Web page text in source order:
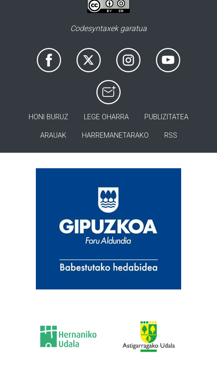
Codesyntaxek garatua
HONI BURUZ LEGE OHARRA PUBLIZITATEA
ARAUAK HARREMANETARAKO RSS